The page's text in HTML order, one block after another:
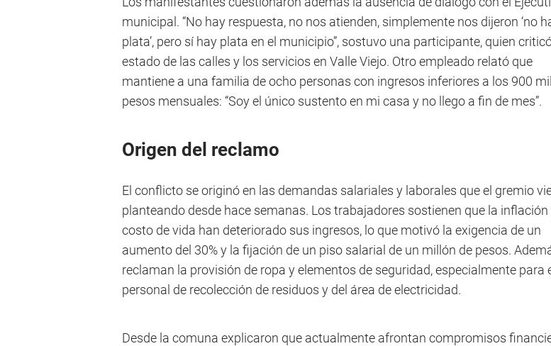
municipal. “No hay respuesta, no nos atienden, simplemente nos dijeron ‘no
plata’, pero sí hay plata en el municipio”, sostuvo una participante, quien
estado de las calles y los servicios en Valle Viejo. Otro empleado relató que
mantiene a una familia de ocho personas con ingresos inferiores a los 900 mil
pesos mensuales: “Soy el único sustento en mi casa y no llego a fin de mes”.
Origen del reclamo
El conflicto se originó en las demandas salariales y laborales que el gremio
planteando desde hace semanas. Los trabajadores sostienen que la inflación
costo de vida han deteriorado sus ingresos, lo que motivó la exigencia de un
aumento del 30% y la fijación de un piso salarial de un millón de pesos.
reclaman la provisión de ropa y elementos de seguridad, especialmente para
personal de recolección de residuos y del área de electricidad.
Desde la comuna explicaron que actualmente afrontan compromisos